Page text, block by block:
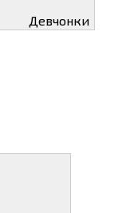
Девчонки